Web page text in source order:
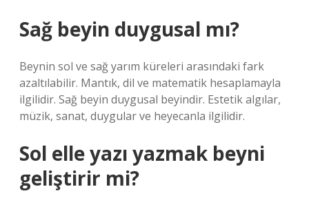
Sağ beyin duygusal mı?
Beynin sol ve sağ yarım küreleri arasındaki fark
azaltılabilir. Mantık, dil ve matematik hesaplamayla
ilgilidir. Sağ beyin duygusal beyindir. Estetik algılar,
müzik, sanat, duygular ve heyecanla ilgilidir.
Sol elle yazı yazmak beyni
geliştirir mi?